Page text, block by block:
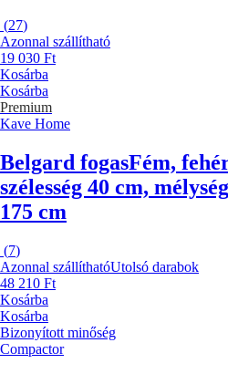
(27)
Azonnal szállítható
19 030 Ft
Kosárba
Kosárba
Premium
Kave Home
Belgard fogasFém,
szélesség 40 cm,
175 cm
(7)
Azonnal szállíthatóUtolsó darabok
48 210 Ft
Kosárba
Kosárba
Bizonyított minőség
Compactor